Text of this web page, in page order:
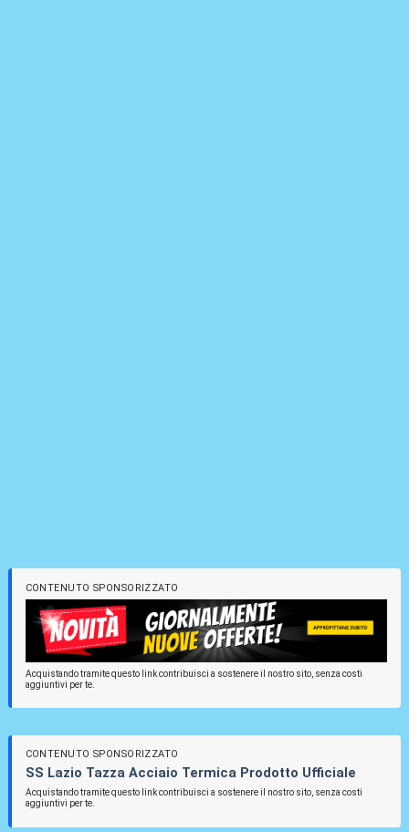
CONTENUTO SPONSORIZZATO
Acquistando tramite questo link contribuisci a sostenere il nostro sito, senza costi
aggiuntivi per te.
CONTENUTO SPONSORIZZATO
SS Lazio Tazza Acciaio Termica Prodotto Ufficiale
Acquistando tramite questo link contribuisci a sostenere il nostro sito, senza costi
aggiuntivi per te.